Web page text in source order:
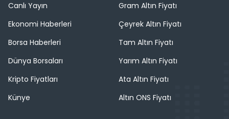
Canlı Yayın
Ekonomi Haberleri
Borsa Haberleri
Dünya Borsaları
Kripto Fiyatları
Künye
Gram Altın Fiyatı
Çeyrek Altın Fiyatı
Tam Altın Fiyatı
Yarım Altın Fiyatı
Ata Altın Fiyatı
Altın ONS Fiyatı